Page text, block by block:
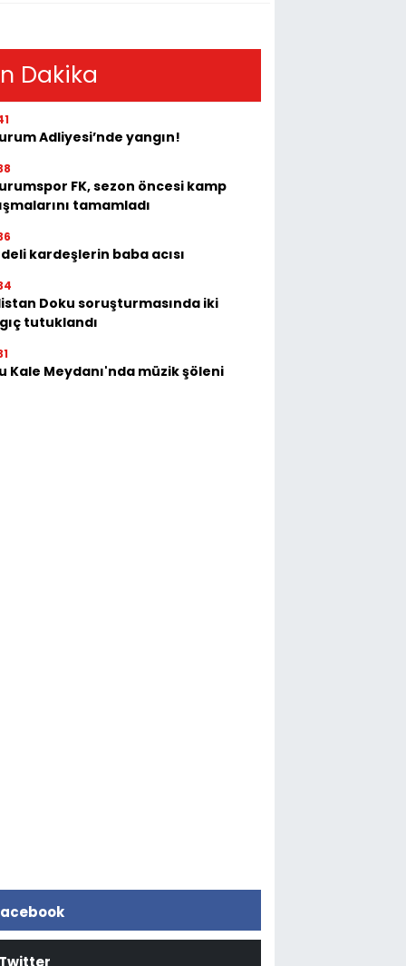
Dakika
Adliyesi’nde yangın!
FK, sezon öncesi kamp
tamamladı
kardeşlerin baba acısı
Doku soruşturmasında iki
tutuklandı
Kale Meydanı'nda müzik şöleni
Twitter